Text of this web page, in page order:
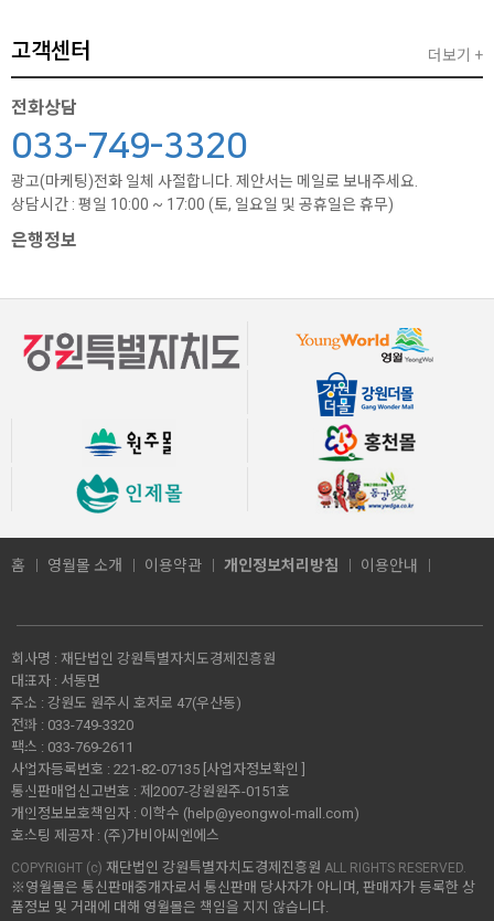
고객센터
전화상담
033-749-3320
광고(마케팅)전화 일체 사절합니다. 제안서는 메일로 보내주세요.
상담시간 : 평일 10:00 ~ 17:00 (토, 일요일 및 공휴일은 휴무)
은행정보
더보기 +
홈 영월몰 소개 이용약관 개인정보처리방침 이용안내
회사명 : 재단법인 강원특별자치도경제진흥원
대표자 : 서동면
주소 : 강원도 원주시 호저로 47(우산동)
전화 : 033-749-3320
팩스 : 033-769-2611
사업자등록번호 : 221-82-07135 [사업자정보확인 ]
통신판매업신고번호 : 제2007-강원원주-0151호
개인정보보호책임자 : 이학수 (help@yeongwol-mall.com)
호스팅 제공자 : (주)가비아씨엔에스
COPYRIGHT (c) 재단법인 강원특별자치도경제진흥원 ALL RIGHTS RESERVED.
※영월몰은 통신판매중개자로서 통신판매 당사자가 아니며, 판매자가 등록한 상
품정보 및 거래에 대해 영월몰은 책임을 지지 않습니다.